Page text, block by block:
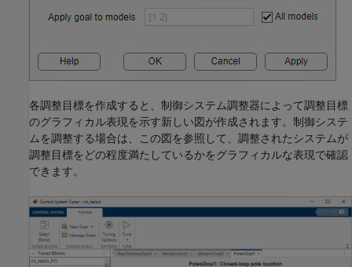
各調整目標を作成すると、制御システム調整器によって調整目標
のグラフィカル表現を示す新しい図が作成されます。制御システ
ムを調整する場合は、この図を参照して、調整されたシステムが
調整目標をどの程度満たしているかをグラフィカルな表現で確認
できます。